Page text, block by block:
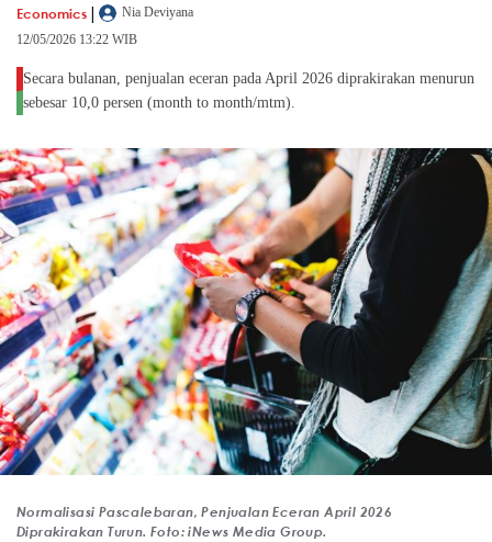
Economics |
Nia Deviyana
12/05/2026 13:22 WIB
Secara bulanan, penjualan eceran pada April 2026 diprakirakan menurun
sebesar 10,0 persen (month to month/mtm).
Normalisasi Pascalebaran, Penjualan Eceran April 2026
Diprakirakan Turun. Foto: iNews Media Group.